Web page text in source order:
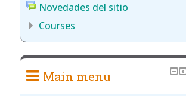
Novedades del sitio
Courses
Main menu